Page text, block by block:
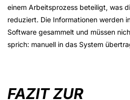
einem Arbeitsprozess beteiligt, was
reduziert. Die Informationen werden
Software gesammelt und müssen
sprich: manuell in das System
FAZIT ZUR